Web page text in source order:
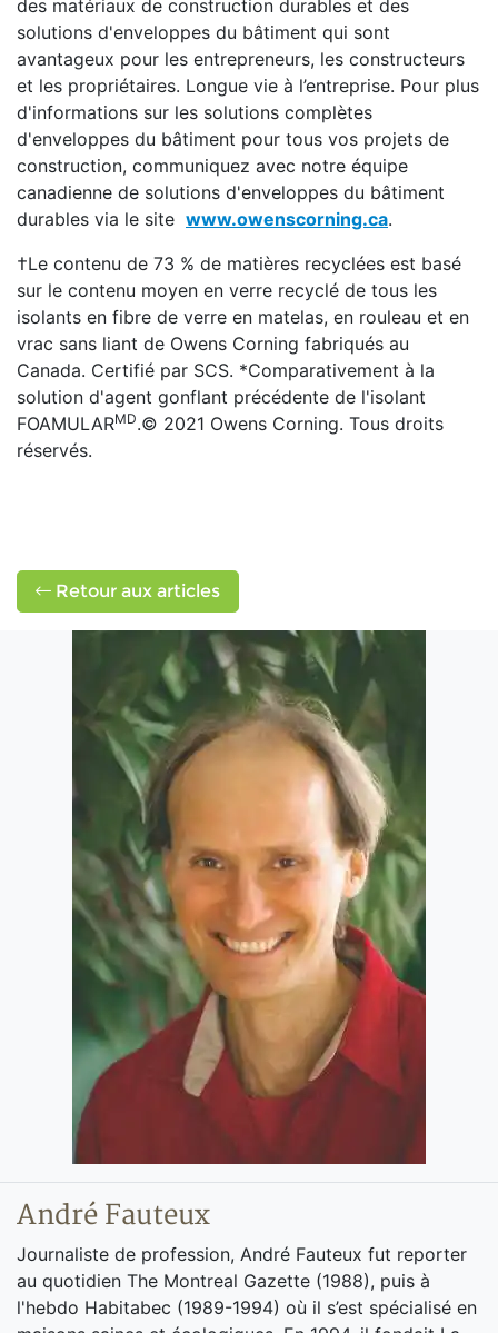
des matériaux de construction durables et des
solutions d'enveloppes du bâtiment qui sont
avantageux pour les entrepreneurs, les constructeurs
et les propriétaires. Longue vie à l’entreprise. Pour plus
d'informations sur les solutions complètes
d'enveloppes du bâtiment pour tous vos projets de
construction, communiquez avec notre équipe
canadienne de solutions d'enveloppes du bâtiment
durables via le site www.owenscorning.ca.
†Le contenu de 73 % de matières recyclées est basé
sur le contenu moyen en verre recyclé de tous les
isolants en fibre de verre en matelas, en rouleau et en
vrac sans liant de Owens Corning fabriqués au
Canada. Certifié par SCS. *Comparativement à la
solution d'agent gonflant précédente de l'isolant
FOAMULARMD.© 2021 Owens Corning. Tous droits
réservés.
Retour aux articles
André Fauteux
Journaliste de profession, André Fauteux fut reporter
au quotidien The Montreal Gazette (1988), puis à
l'hebdo Habitabec (1989-1994) où il s’est spécialisé en